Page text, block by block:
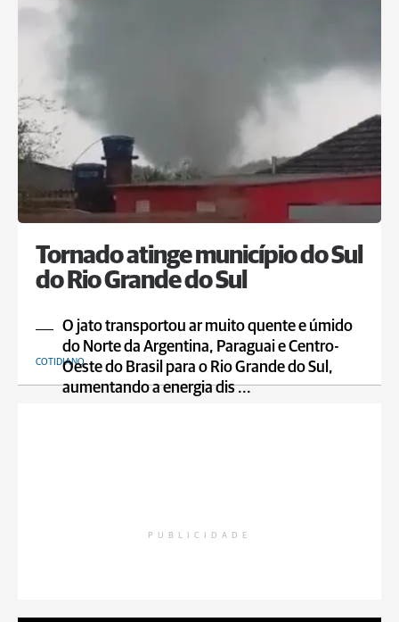
Tornado atinge município do Sul
do Rio Grande do Sul
O jato transportou ar muito quente e úmido
do Norte da Argentina, Paraguai e Centro-
Oeste do Brasil para o Rio Grande do Sul,
aumentando a energia dis ...
COTIDIANO
PUBLICIDADE